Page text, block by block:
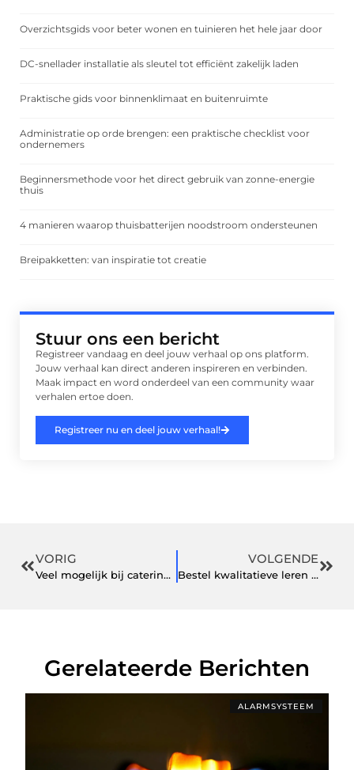
Overzichtsgids voor beter wonen en tuinieren het hele jaar door
DC-snellader installatie als sleutel tot efficiënt zakelijk laden
Praktische gids voor binnenklimaat en buitenruimte
Administratie op orde brengen: een praktische checklist voor
ondernemers
Beginnersmethode voor het direct gebruik van zonne-energie
thuis
4 manieren waarop thuisbatterijen noodstroom ondersteunen
Breipakketten: van inspiratie tot creatie
Stuur ons een bericht
Registreer vandaag en deel jouw verhaal op ons platform.
Jouw verhaal kan direct anderen inspireren en verbinden.
Maak impact en word onderdeel van een community waar
verhalen ertoe doen.
Registreer nu en deel jouw verhaal!
VORIG
Veel mogelijk bij catering in Winterswijk
VOLGENDE
Bestel kwalitatieve leren dameskleding in deze webshop
Gerelateerde Berichten
ALARMSYSTEEM